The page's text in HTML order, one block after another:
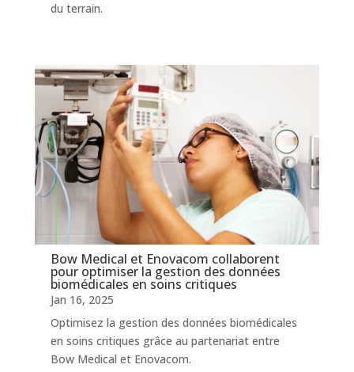
du terrain.
Bow Medical et Enovacom collaborent
pour optimiser la gestion des données
biomédicales en soins critiques
Jan 16, 2025
Optimisez la gestion des données biomédicales
en soins critiques grâce au partenariat entre
Bow Medical et Enovacom.